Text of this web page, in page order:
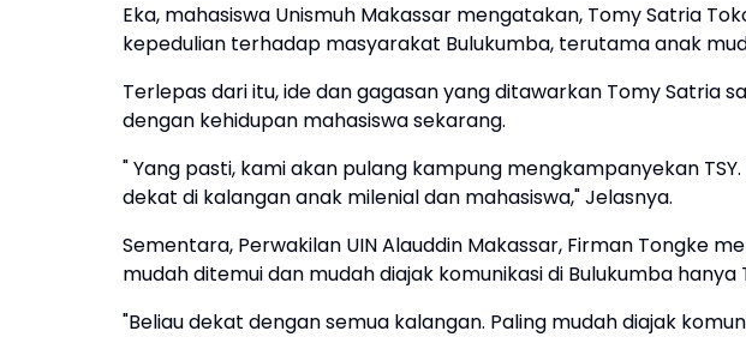
Eka, mahasiswa Unismuh Makassar mengatakan, Tomy Satria
kepedulian terhadap masyarakat Bulukumba, terutama anak
Terlepas dari itu, ide dan gagasan yang ditawarkan Tomy Satria
dengan kehidupan mahasiswa sekarang.
" Yang pasti, kami akan pulang kampung mengkampanyekan
dekat di kalangan anak milenial dan mahasiswa," Jelasnya.
Sementara, Perwakilan UIN Alauddin Makassar, Firman Tongke
mudah ditemui dan mudah diajak komunikasi di Bulukumba hanya
"Beliau dekat dengan semua kalangan. Paling mudah diajak